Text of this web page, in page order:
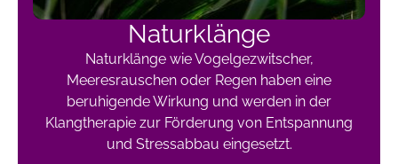
Naturklänge
Naturklänge wie Vogelgezwitscher,
Meeresrauschen oder Regen haben eine
beruhigende Wirkung und werden in der
Klangtherapie zur Förderung von Entspannung
und Stressabbau eingesetzt.